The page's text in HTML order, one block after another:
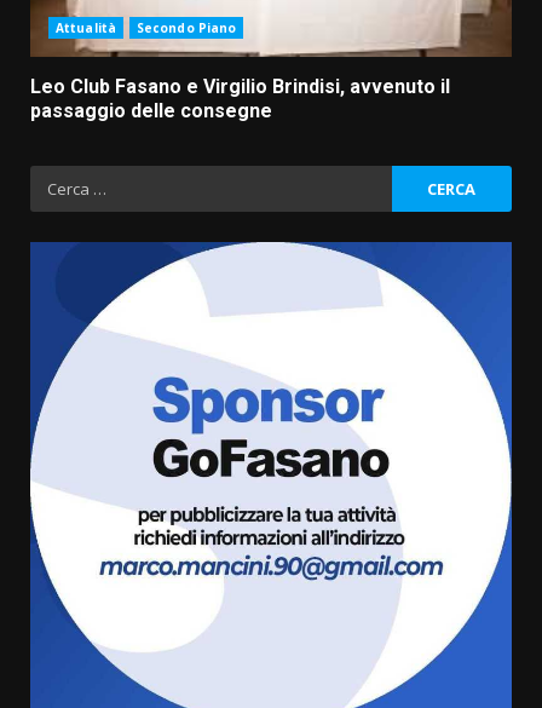
Attualità Secondo Piano
Leo Club Fasano e Virgilio Brindisi, avvenuto il
passaggio delle consegne
Ricerca
per:
Cura dei beni comuni e
cittadinanza attiva: online
l’avviso per la gestione
condivisa della Villetta di
Laureto
6 Agosto 2026 06:20
La magia del Minareto e la prima
assoluta de “L’Albergo
Belvedere. Il rapimento”